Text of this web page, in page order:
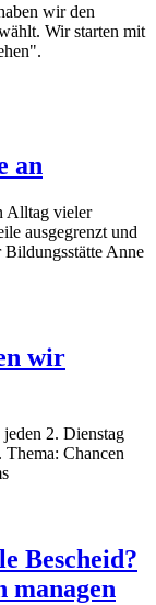
wir den
Wir starten mit
an
Alltag vieler
ausgegrenzt und
Bildungsstätte Anne
wir
2. Dienstag
Chancen
Bescheid?
managen